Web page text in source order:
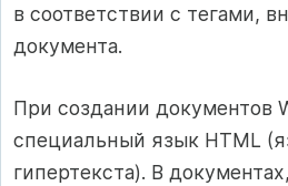
в соответствии с тегами,
документа.
При создании документов
специальный язык HTML
гипертекста). В